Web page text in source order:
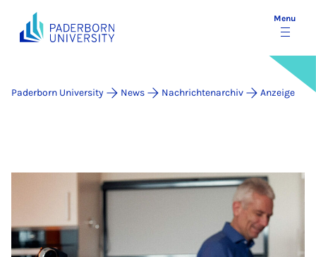
Menu
Paderborn University News Nachrichtenarchiv Anzeige